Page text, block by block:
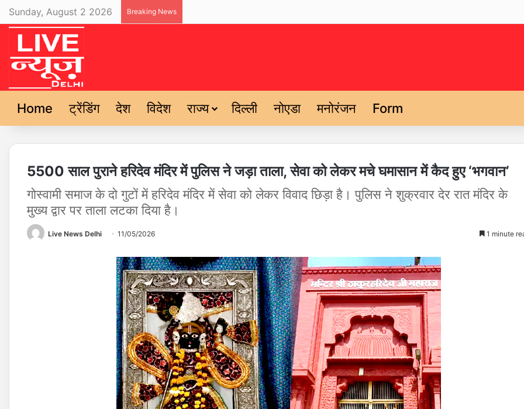
Sunday, August 2 2026 Breaking News
Home ट्रेंडिंग देश विदेश राज्य दिल्ली नोएडा मनोरंजन Form
5500 साल पुराने हरिदेव मंदिर में पुलिस ने जड़ा ताला, सेवा को लेकर मचे घमासान में कैद हुए ‘भगवान’
गोस्‍वामी समाज के दो गुटों में हरिदेव मंदिर में सेवा को लेकर विवाद छिड़ा है। पुलिस ने शुक्रवार देर रात मंदिर के
मुख्‍य द्वार पर ताला लटका दिया है।
Live News Delhi 11/05/2026 1 minute